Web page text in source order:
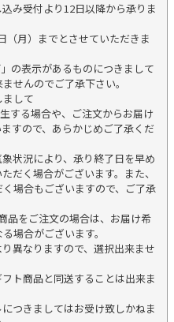
み受付より12日以降から承りま
月）までとさせていただきま
の表示があるものにつきまして
せんのでご了承下さい。
して
する場合や、ご注文からお届け
すので、あらかじめご了承くだ
状況により、承り終了日を早め
だく場合がございます。また、
場合もございますので、ご了承
品をご注文の場合は、お届け希
場合がございます。
異なりますので、選択出来ませ
ト商品と同送することは出来ま
つきましてはお受け致しかねま